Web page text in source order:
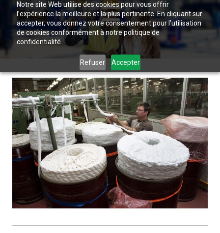
Notre site Web utilise des cookies pour vous offrir
l’expérience la meilleure et la plus pertinente. En cliquant sur
accepter, vous donnez votre consentement pour l’utilisation
de cookies conformément à notre politique de
confidentialité.
Refuser Accepter